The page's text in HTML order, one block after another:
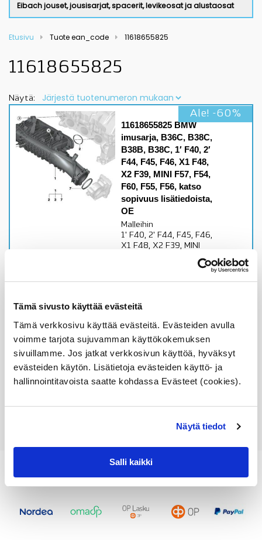
Tämä sivusto käyttää evästeitä
Tämä verkkosivu käyttää evästeitä. Evästeiden avulla
voimme tarjota sujuvamman käyttökokemuksen
sivuillamme. Jos jatkat verkkosivun käyttöä, hyväksyt
evästeiden käytön. Lisätietoja evästeiden käyttö- ja
hallinnointitavoista saatte kohdassa Evästeet (cookies).
Näytä tiedot
Salli kaikki
Eibach jouset, jousisarjat, spacerit, levikeosat ja alustaosat
Etusivu Tuote ean_code 11618655825
11618655825
Näytä:
Ale! -60%
11618655825 BMW
imusarja, B36C, B38C,
B38B, B38C, 1′ F40, 2′
F44, F45, F46, X1 F48,
X2 F39, MINI F57, F54,
F60, F55, F56, katso
sopivuus lisätiedoista,
OE
Malleihin
1' F40, 2' F44, F45, F46,
X1 F48, X2 F39, MINI
F56B36C, B38C, B38B,
Alkuperäinen BMW osa
Varastossa,
toimitusaika 1-3pv
264,55
Lisää ostoskoriin
Katso osan tiedot